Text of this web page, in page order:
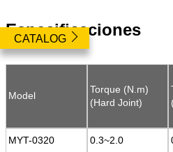
CATALOG
Especificaciones
Model
Torque (N.m)
(Hard Joint)
MYT-0320 0.3~2.0
Model
Torque (N.m)
(Hard Joint)
MYT-0320 0.3~2.0